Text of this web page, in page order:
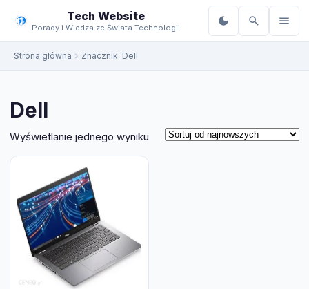
treści
Tech Website
Porady i Wiedza ze Świata Technologii
Strona główna Znacznik: Dell
Dell
Wyświetlanie jednego wyniku